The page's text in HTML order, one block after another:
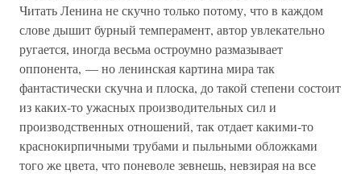
Читать Ленина не скучно только потому, что в каждом
слове дышит бурный темперамент, автор увлекательно
ругается, иногда весьма остроумно размазывает
оппонента, — но ленинская картина мира так
фантастически скучна и плоска, до такой степени состоит
из каких-то ужасных производительных сил и
производственных отношений, так отдает какими-то
краснокирпичными трубами и пыльными обложками
того же цвета, что поневоле зевнешь, невзирая на все